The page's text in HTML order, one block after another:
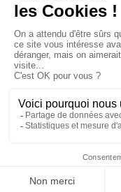
PRAKTISCHE INFOS
Öffnungszeiten
Zugang
Preise & Abonnements
Kontakt
ÖFFENTLICHE
EINRICHTUNG